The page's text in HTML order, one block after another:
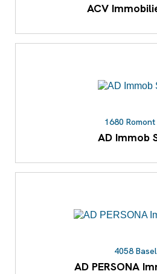
ACV
1680 Romont
AD Immob
4058 Basel
AD PERSONA